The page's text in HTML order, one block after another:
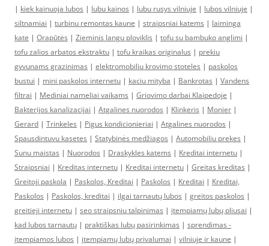
| kiek kainuoja lubos | lubu kainos | lubu rusys vilniuje | lubos vilniuje |
siltnamiai | turbinu remontas kaune | straipsniai katems | laiminga
kate | Orapūtės | Zieminis langu ploviklis | tofu su bambuko anglimi |
tofu zalios arbatos ekstraktu | tofu kraikas originalus | prekiu
gyvunams grazinimas | elektromobiliu krovimo stoteles | paskolos
bustui | mini paskolos internetu | kaciu mityba | Bankrotas | Vandens
filtrai | Mediniai nameliai vaikams | Griovimo darbai Klaipedoje |
Bakterijos kanalizacijai | Atgalines nuorodos | Klinkeris | Monier |
Gerard | Trinkeles | Pigus kondicionieriai | Atgalines nuorodos |
Spausdintuvu kasetes | Statybinės medžiagos | Automobiliu prekes |
Sunu maistas | Nuorodos | Draskykles katems | Kreditai internetu |
Straipsniai | Kreditas internetu | Kreditai internetu | Greitas kreditas |
Greitoji paskola | Paskolos, Kreditai | Paskolos | Kreditai | Kreditai,
Paskolos | Paskolos, kreditai | ilgai tarnautų lubos | greitos paskolos |
greitieji internetu | seo straipsniu talpinimas | įtempiamų lubų pliusai |
kad lubos tarnautų | praktiškas lubų pasirinkimas | sprendimas -
įtempiamos lubos | įtempiamų lubų privalumai | vilniuje ir kaune |